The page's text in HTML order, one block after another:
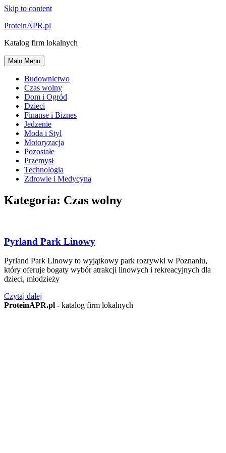
Skip to content
ProteinAPR.pl
Katalog firm lokalnych
Main Menu
Budownictwo
Czas wolny
Dom i Ogród
Dzieci
Finanse i Biznes
Jedzenie
Moda i Styl
Motoryzacja
Pozostałe
Przemysł
Technologia
Zdrowie i Medycyna
Kategoria: Czas wolny
Pyrland Park Linowy
Pyrland Park Linowy to wyjątkowy park rozrywki w Poznaniu,
który oferuje bogaty wybór atrakcji linowych i rekreacyjnych dla
dzieci, młodzieży
Czytaj dalej
ProteinAPR.pl - katalog firm lokalnych